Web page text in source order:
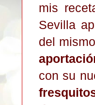
mis
Sevilla
del
con su